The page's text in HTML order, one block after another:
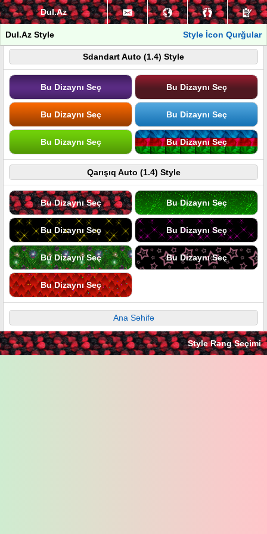
Dul.Az
Dul.Az Style Style İcon Qurğular
Sdandart Auto (1.4) Style
Bu Dizaynı Seç Bu Dizaynı Seç
Bu Dizaynı Seç Bu Dizaynı Seç
Bu Dizaynı Seç Bu Dizaynı Seç
Qarışıq Auto (1.4) Style
Bu Dizaynı Seç Bu Dizaynı Seç
Bu Dizaynı Seç Bu Dizaynı Seç
Bu Dizaynı Seç Bu Dizaynı Seç
Bu Dizaynı Seç
Ana Səhifə
Style Rəng Seçimi